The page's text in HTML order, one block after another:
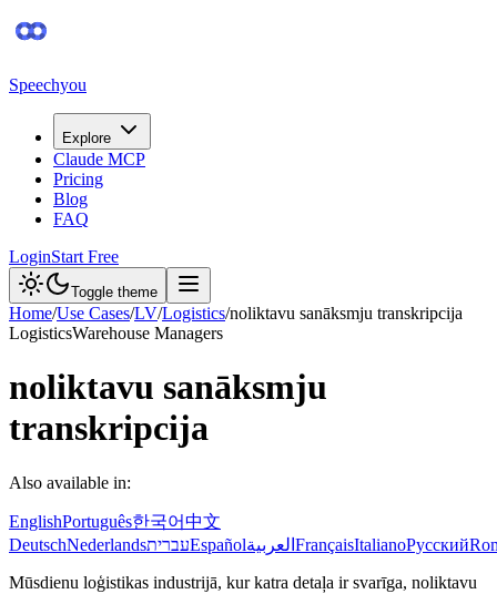
Speechyou
Explore
Claude MCP
Pricing
Blog
FAQ
LoginStart Free
Toggle theme
Home/Use Cases/LV/Logistics/noliktavu sanāksmju transkripcija
LogisticsWarehouse Managers
noliktavu sanāksmju
transkripcija
Also available in:
EnglishPortuguês한국어中文
DeutschNederlandsעבריתEspañolالعربية FrançaisItalianoРусский
Mūsdienu loģistikas industrijā, kur katra detaļa ir svarīga, noliktavu